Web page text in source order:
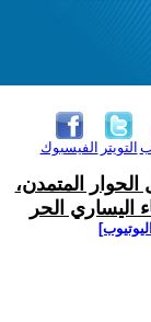
الفيسبوك التويتر
المتمدن،
اليساري الحر